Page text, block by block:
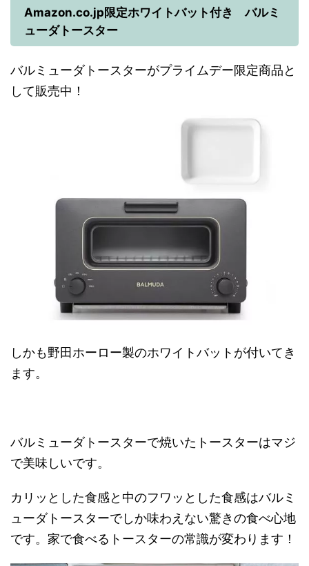
Amazon.co.jp限定ホワイトバット付き バルミ
ューダトースター
バルミューダトースターがプライムデー限定商品と
して販売中！
しかも野田ホーロー製のホワイトバットが付いてき
ます。
バルミューダトースターで焼いたトースターはマジ
で美味しいです。
カリッとした食感と中のフワッとした食感はバルミ
ューダトースターでしか味わえない驚きの食べ心地
です。家で食べるトースターの常識が変わります！